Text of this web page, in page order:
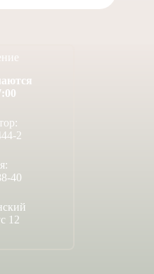
2
40
12